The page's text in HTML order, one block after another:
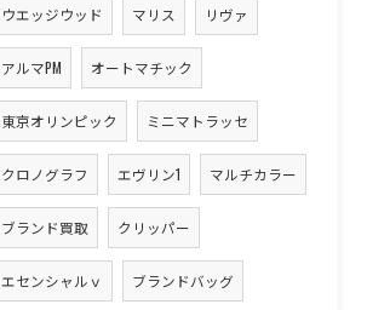
ウエッジウッド マリス リヴァ
アルマPM オートマチック
東京オリンピック ミニマトラッセ
クロノグラフ エヴリン1 マルチカラー
ブランド買取 クリッパー
エセンシャルｖ ブランドバッグ